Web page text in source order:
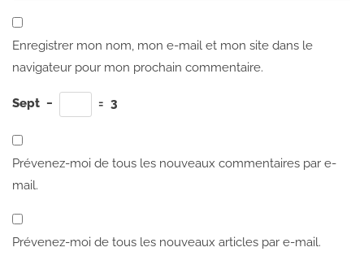
Enregistrer mon nom, mon e-mail et mon site dans le
navigateur pour mon prochain commentaire.
Sept − = 3
Prévenez-moi de tous les nouveaux commentaires par e-
mail.
Prévenez-moi de tous les nouveaux articles par e-mail.